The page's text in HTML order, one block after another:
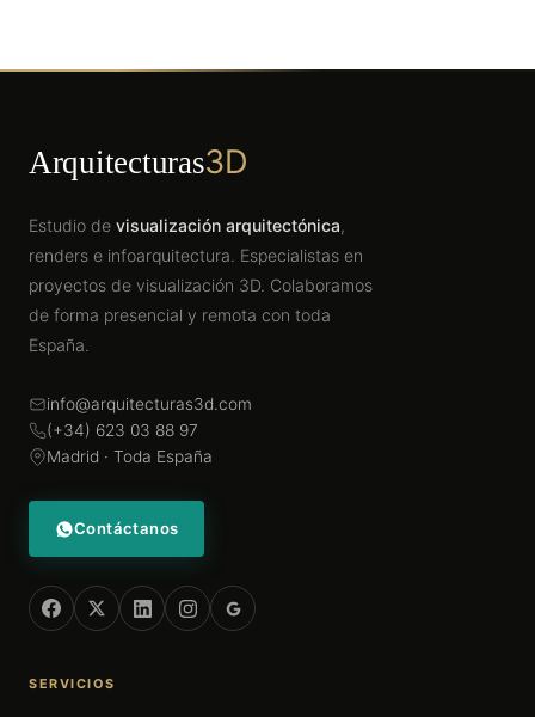
Arquitecturas3D
Estudio de visualización arquitectónica,
renders e infoarquitectura. Especialistas en
proyectos de visualización 3D. Colaboramos
de forma presencial y remota con toda
España.
info@arquitecturas3d.com
(+34) 623 03 88 97
Madrid · Toda España
Contáctanos
SERVICIOS